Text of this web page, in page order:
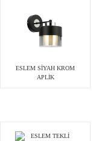
ESLEM SİYAH KROM
APLİK